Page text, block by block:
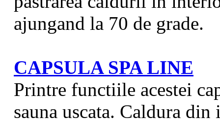
ajungand la 70 de grade.
CAPSULA SPA LINE
Printre functiile acestei
sauna uscata. Caldura